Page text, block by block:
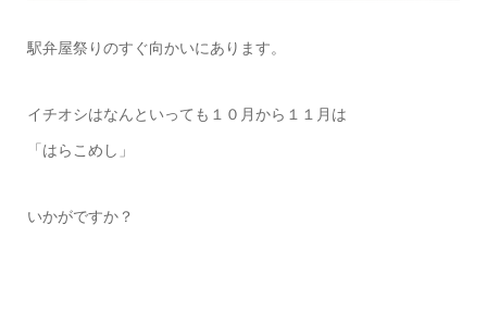
駅弁屋祭りのすぐ向かいにあります。
イチオシはなんといっても１０月から１１月は
「はらこめし」
いかがですか？